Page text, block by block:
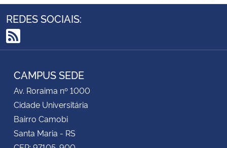
REDES SOCIAIS:
RSS
CAMPUS SEDE
Av. Roraima nº 1000
Cidade Universitária
Bairro Camobi
Santa Maria - RS